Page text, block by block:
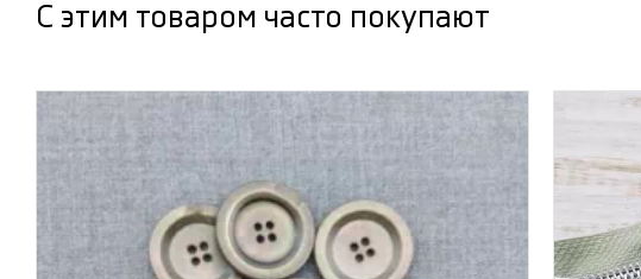
С этим товаром часто покупают